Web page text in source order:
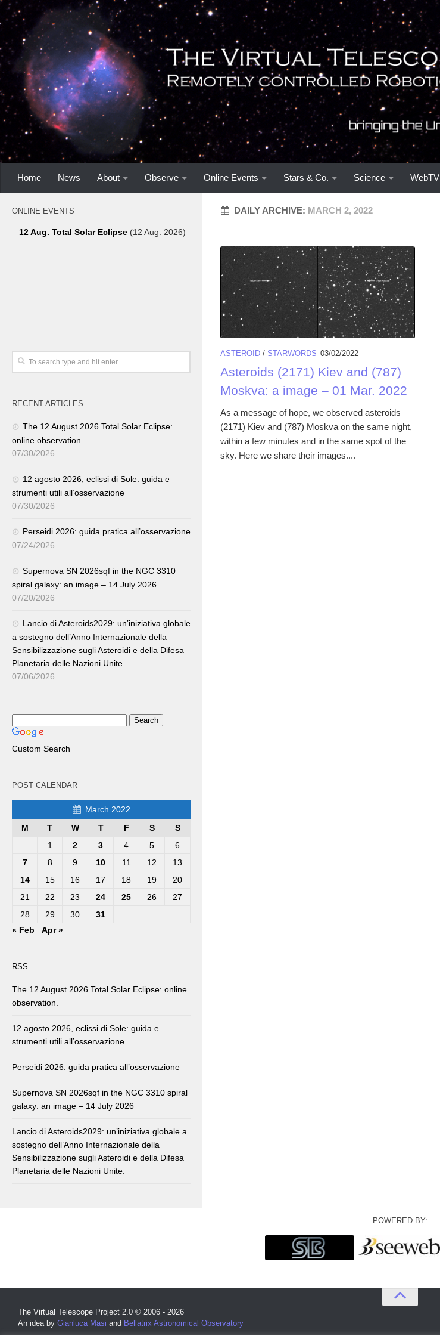
Home News About Observe Online Events Stars & Co. Science WebTV
DAILY ARCHIVE: MARCH 2, 2022
ASTEROID / STARWORDS 03/02/2022
Asteroids (2171) Kiev and (787)
Moskva: a image – 01 Mar. 2022
As a message of hope, we observed asteroids
(2171) Kiev and (787) Moskva on the same night,
within a few minutes and in the same spot of the
sky. Here we share their images....
ONLINE EVENTS
– 12 Aug. Total Solar Eclipse (12 Aug. 2026)
RECENT ARTICLES
The 12 August 2026 Total Solar Eclipse:
online observation.
07/30/2026
12 agosto 2026, eclissi di Sole: guida e
strumenti utili all’osservazione
07/30/2026
Perseidi 2026: guida pratica all’osservazione
07/24/2026
Supernova SN 2026sqf in the NGC 3310
spiral galaxy: an image – 14 July 2026
07/20/2026
Lancio di Asteroids2029: un’iniziativa globale
a sostegno dell’Anno Internazionale della
Sensibilizzazione sugli Asteroidi e della Difesa
Planetaria delle Nazioni Unite.
07/06/2026
Custom Search
POST CALENDAR
March 2022
M
T W T F S
S
1
2 3 4 5
6
7
8 9 10 11 12
13
14
15 16 17 18 19
20
21
22 23 24 25 26
27
28
29 30
31
« Feb
Apr »
RSS
The 12 August 2026 Total Solar Eclipse: online
observation.
12 agosto 2026, eclissi di Sole: guida e
strumenti utili all’osservazione
Perseidi 2026: guida pratica all’osservazione
Supernova SN 2026sqf in the NGC 3310 spiral
galaxy: an image – 14 July 2026
Lancio di Asteroids2029: un’iniziativa globale a
sostegno dell’Anno Internazionale della
Sensibilizzazione sugli Asteroidi e della Difesa
Planetaria delle Nazioni Unite.
POWERED BY:
The Virtual Telescope Project 2.0 © 2006 - 2026
An idea by Gianluca Masi and Bellatrix Astronomical Observatory